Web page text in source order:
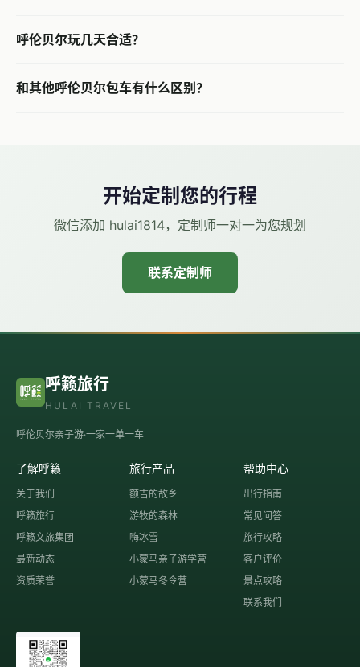
呼伦贝尔玩几天合适？
和其他呼伦贝尔包车有什么区别？
开始定制您的行程
微信添加 hulai1814，定制师一对一为您规划
联系定制师
呼籁旅行
HULAI TRAVEL
呼伦贝尔亲子游·一家一单一车
了解呼籁
关于我们
呼籁旅行
呼籁文旅集团
最新动态
资质荣誉
旅行产品
额吉的故乡
游牧的森林
嗨冰雪
小蒙马亲子游学营
小蒙马冬令营
帮助中心
出行指南
常见问答
旅行攻略
客户评价
景点攻略
联系我们